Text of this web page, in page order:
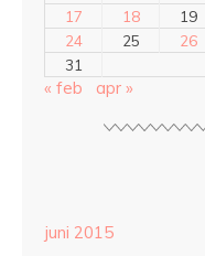
17
18 19
24
25 26
31
« feb apr »
juni 2015